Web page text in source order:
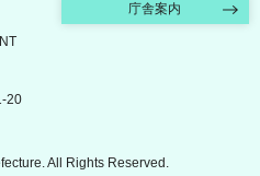
庁舎案内
20
All Rights Reserved.